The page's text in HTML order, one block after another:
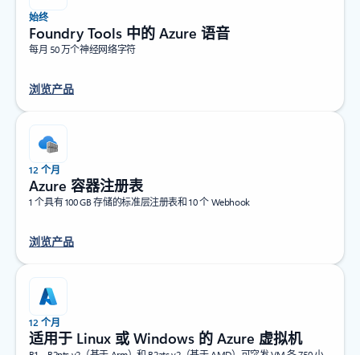
始终
Foundry Tools 中的 Azure 语音
每月 50 万个神经网络字符
浏览产品
12 个月
Azure 容器注册表
1 个具有 100 GB 存储的标准层注册表和 10 个 Webhook
浏览产品
12 个月
适用于 Linux 或 Windows 的 Azure 虚拟机